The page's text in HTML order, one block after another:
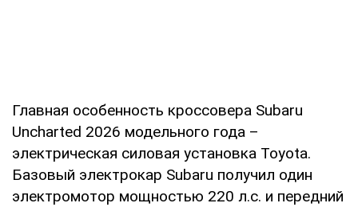
Главная особенность кроссовера Subaru
Uncharted 2026 модельного года –
электрическая силовая установка Toyota.
Базовый электрокар Subaru получил один
электромотор мощностью 220 л.с. и передний